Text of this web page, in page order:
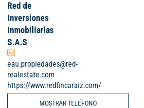
Red de
Inversiones
Inmobiliarias
S.A.S
eau.propiedades@red-
realestate.com
https://www.redfincaraiz.com/
MOSTRAR TELÉFONO